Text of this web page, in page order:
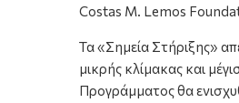
Costas M. Lemos
Τα «Σημεία Στήριξης»
μικρής κλίμακας και
Προγράμματος θα